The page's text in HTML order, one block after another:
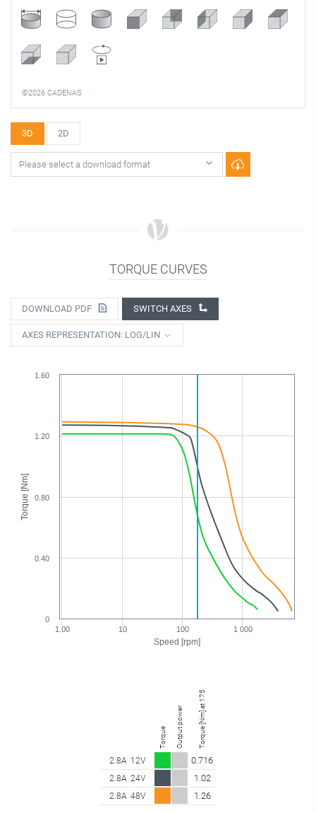
©2026 CADENAS
3D 2D
TORQUE CURVES
DOWNLOAD PDF SWITCH AXES
AXES REPRESENTATION: LOG/LIN
Speed [rpm]
Torque [Nm]
1.00 10 100 1 000
0
0.40
0.80
1.20
1.60
Torque Output power Torque [Nm] at 175.10 rpm
2.8A 12V 0.716
2.8A 24V 1.02
2.8A 48V 1.26